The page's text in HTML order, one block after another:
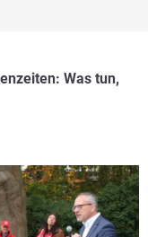
Was tun,